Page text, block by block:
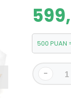
500 PUAN
-